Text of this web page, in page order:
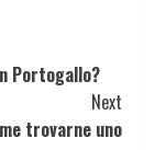
Portogallo?
Next
trovarne uno